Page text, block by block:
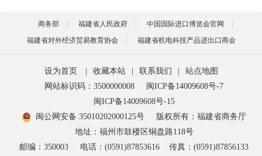
商务部 福建省人民政府
中国国际进口博览会官网
福建省对外经济贸易教育协会
福建省机电科技产品进出口商会
设为首页 收藏本站 联系我们
站点地图
网站标识码：3500000008
闽ICP备14009608号-7
闽ICP备14009608号-15
闽公网安备 35010202000125号
版权所有：福建省商务厅
地址：福州市鼓楼区铜盘路118号
邮编：350003
电话：(0591)87853616 传真：(0591)87856133